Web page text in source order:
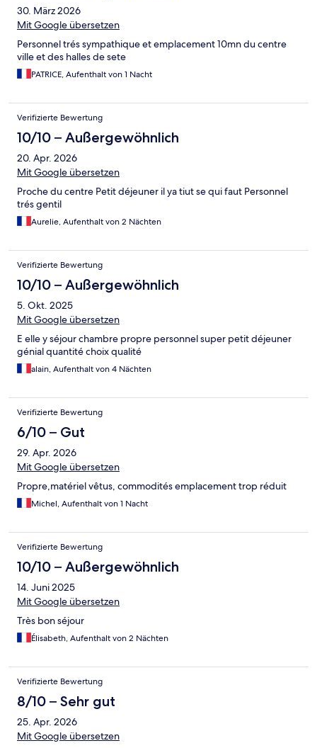
30. März 2026
Mit Google übersetzen
Personnel trés sympathique et emplacement 10mn du centre
ville et des halles de sete
PATRICE, Aufenthalt von 1 Nacht
Verifizierte Bewertung
10/10 – Außergewöhnlich
20. Apr. 2026
Mit Google übersetzen
Proche du centre Petit déjeuner il ya tiut se qui faut Personnel
trés gentil
Aurelie, Aufenthalt von 2 Nächten
Verifizierte Bewertung
10/10 – Außergewöhnlich
5. Okt. 2025
Mit Google übersetzen
E elle y séjour chambre propre personnel super petit déjeuner
génial quantité choix qualité
alain, Aufenthalt von 4 Nächten
Verifizierte Bewertung
6/10 – Gut
29. Apr. 2026
Mit Google übersetzen
Propre,matériel vêtus, commodités emplacement trop réduit
Michel, Aufenthalt von 1 Nacht
Verifizierte Bewertung
10/10 – Außergewöhnlich
14. Juni 2025
Mit Google übersetzen
Très bon séjour
Élisabeth, Aufenthalt von 2 Nächten
Verifizierte Bewertung
8/10 – Sehr gut
25. Apr. 2026
Mit Google übersetzen